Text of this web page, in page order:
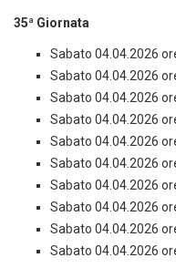
35ª Giornata
Sabato 04.04.2026
Sabato 04.04.2026
Sabato 04.04.2026
Sabato 04.04.2026
Sabato 04.04.2026
Sabato 04.04.2026
Sabato 04.04.2026
Sabato 04.04.2026
Sabato 04.04.2026
Sabato 04.04.2026